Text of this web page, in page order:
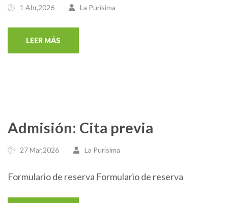
1 Abr,2026 La Purísima
LEER MÁS
Admisión: Cita previa
27 Mar,2026 La Purísima
Formulario de reserva Formulario de reserva